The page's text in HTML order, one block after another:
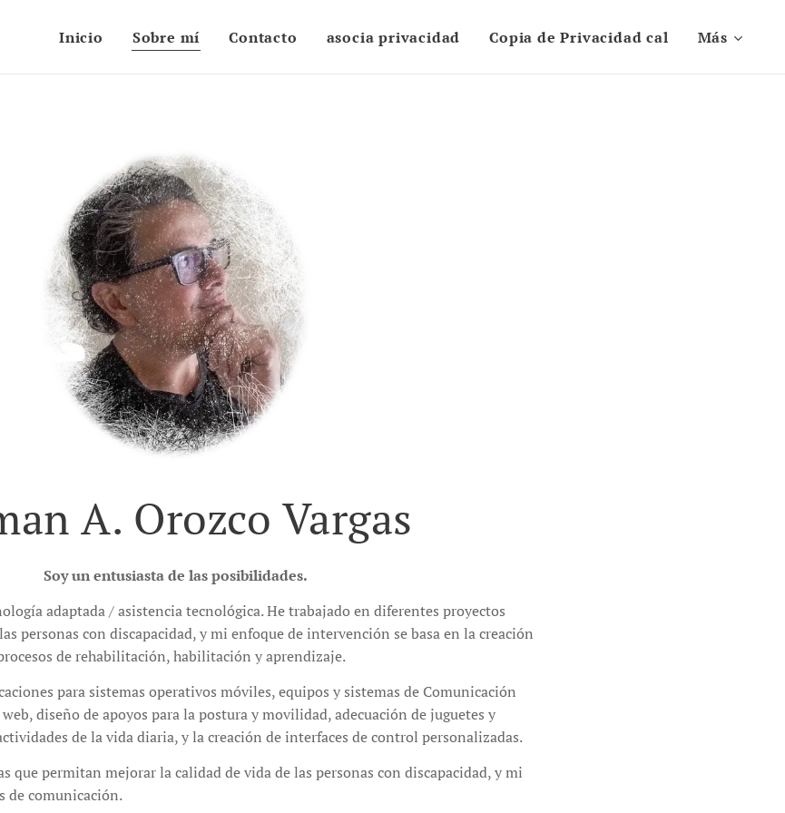
Inicio Sobre mí Contacto asocia privacidad Copia de Privacidad cal Más
A. Orozco Vargas
Soy un entusiasta de las posibilidades.
adaptada / asistencia tecnológica. He trabajado en diferentes proyectos
personas con discapacidad, y mi enfoque de intervención se basa en la creación
de rehabilitación, habilitación y aprendizaje.
para sistemas operativos móviles, equipos y sistemas de Comunicación
diseño de apoyos para la postura y movilidad, adecuación de juguetes y
de la vida diaria, y la creación de interfaces de control personalizadas.
permitan mejorar la calidad de vida de las personas con discapacidad, y mi
de comunicación.